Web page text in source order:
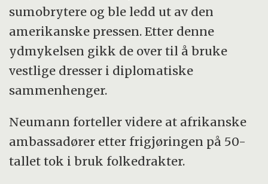
sumobrytere og ble ledd ut av den
amerikanske pressen. Etter denne
ydmykelsen gikk de over til å bruke
vestlige dresser i diplomatiske
sammenhenger.
Neumann forteller videre at afrikanske
ambassadører etter frigjøringen på 50-
tallet tok i bruk folkedrakter.